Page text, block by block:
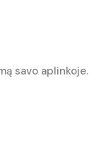
savo aplinkoje.